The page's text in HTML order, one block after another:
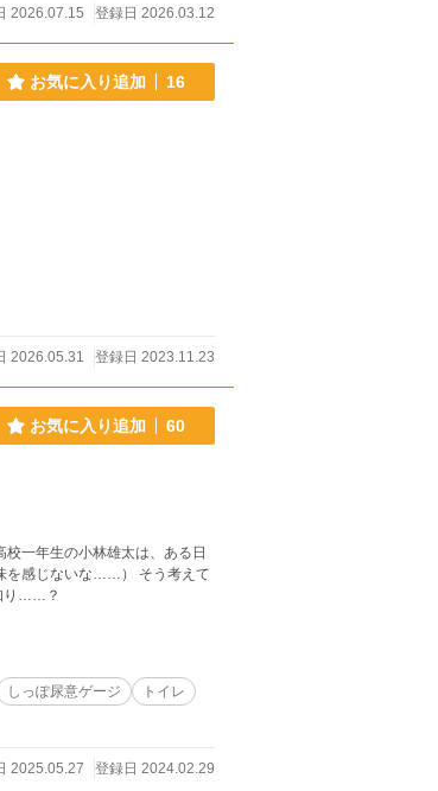
2026.07.15 登録日 2026.03.12
お気に入り追加 16
2026.05.31 登録日 2023.11.23
お気に入り追加 60
一年生の小林雄太は、ある日
を感じないな……） そう考えて
り……？
しっぽ尿意ゲージ
トイレ
2025.05.27 登録日 2024.02.29